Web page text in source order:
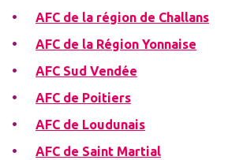
AFC de la région de Challans
AFC de la Région Yonnaise
AFC Sud Vendée
AFC de Poitiers
AFC de Loudunais
AFC de Saint Martial